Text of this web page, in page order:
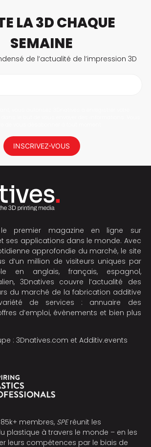
LA 3D CHAQUE
SEMAINE
de l’actualité de l’impression 3D
INSCRIVEZ-VOUS
premier magazine en ligne sur
ses applications dans le monde. Avec
approfondie du marché, le site
d’un million de visiteurs uniques par
en anglais, français, espagnol,
3Dnatives couvre l’actualité des
du marché de la fabrication additive
de services : annuaire des
d’emploi, évènements et bien plus
: 3Dnatives.com et Additiv.events
membres, SPEréunit les
plastique à travers le monde – en les
leurs compétences par le biais de